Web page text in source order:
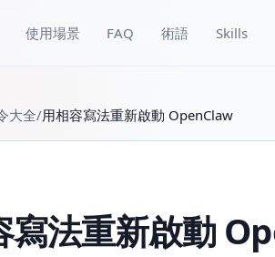
使用場景 FAQ 術語 Skills
大全/用相容寫法重新啟動 OpenClaw
寫法重新啟動